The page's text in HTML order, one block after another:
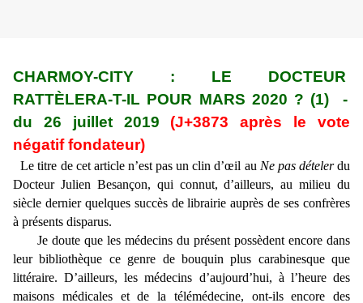
CHARMOY-CITY : LE DOCTEUR
RATTÈLERA-T-IL POUR MARS 2020 ? (1) -
du 26 juillet 2019 (J+3873 après le vote
négatif fondateur)
Le titre de cet article n’est pas un clin d’œil au Ne pas dételerdu
Docteur Julien Besançon, qui connut, d’ailleurs, au milieu du
siècle dernier quelques succès de librairie auprès de ses confrères
à présents disparus.
Je doute que les médecins du présent possèdent encore dans
leur bibliothèque ce genre de bouquin plus carabinesque que
littéraire. D’ailleurs, les médecins d’aujourd’hui, à l’heure des
maisons médicales et de la télémédecine, ont-ils encore des